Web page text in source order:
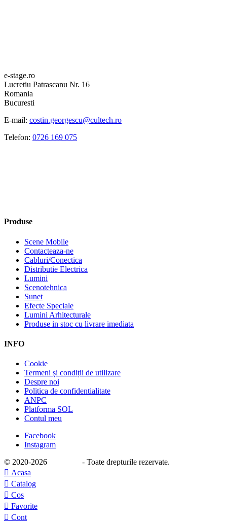
e-stage.ro
Lucretiu Patrascanu Nr. 16
Romania
Bucuresti
E-mail: costin.georgescu@cultech.ro
Telefon: 0726 169 075
Produse
Scene Mobile
Contacteaza-ne
Cabluri/Conectica
Distributie Electrica
Lumini
Scenotehnica
Sunet
Efecte Speciale
Lumini Arhitecturale
Produse in stoc cu livrare imediata
INFO
Cookie
Termeni și condiții de utilizare
Despre noi
Politica de confidentialitate
ANPC
Platforma SOL
Contul meu
Facebook
Instagram
© 2020-2026
- Toate drepturile rezervate.
 Acasa
 Catalog
 Cos
 Favorite
 Cont